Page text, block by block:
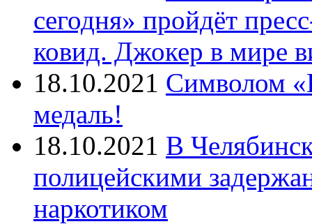
сегодня» пройдёт
ковид. Джокер в мире
18.10.2021 Символом
медаль!
18.10.2021 В
полицейскими
наркотиком